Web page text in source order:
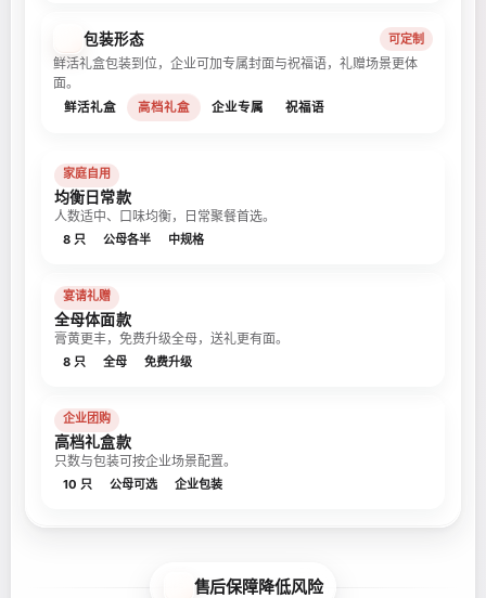
包装形态 可定制
鲜活礼盒包装到位，企业可加专属封面与祝福语，礼赠场景更体
面。
鲜活礼盒 高档礼盒 企业专属 祝福语
家庭自用
均衡日常款
人数适中、口味均衡，日常聚餐首选。
8 只 公母各半 中规格
宴请礼赠
全母体面款
膏黄更丰，免费升级全母，送礼更有面。
8 只 全母 免费升级
企业团购
高档礼盒款
只数与包装可按企业场景配置。
10 只 公母可选 企业包装
售后保障降低风险